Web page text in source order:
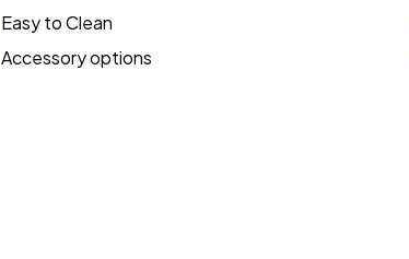
Easy to Clean
Accessory options